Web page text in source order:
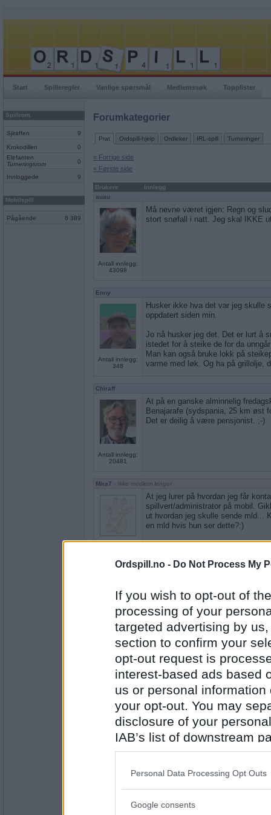
Ordspill.no - Do Not Process My
If you wish to opt-out of
processing of your
targeted advertising by
section to confirm your
opt-out request is
interest-based ads based
us or personal
your opt-out. You may
disclosure of your
IAB’s list of downstream
also be disclosed by us
Downstream Participants
Please note that this
Personal Data Processing Opt Outs
Google consents
Start Spilleregler Vanlige spørsmål Medlemssøk Topplister
Spillrom
Sjiraffen 9
Krokodillen
0
Elefanten
Turneringsrom
0
Innloggede 9
Mobilspill
Pågående 8 389
Forumkategorier
Prat Ordspill-hjelp Ordleker IRL-spill Turneringer
« Forrige side
« Første side
Brukere
Innlegg
auau
Antall innlegg:
43098
Må nevne været igjen: Regn og
stort snøfall i natt. Jeg skal IKKE
Enny
Antall innlegg:
348
Husker ikke hva det var jeg skulle
oppdatert siden min.
Jo nå husker jeg det. Det er lurt å
istedet for å steike de for da
Man kan også bruke lokk på
varme med løk. Og ha på grillolje,
Chiraff
Antall innlegg:
20481
At på en ganske alminnelig
Benajarafe (sydspania, 25 km øst
Det er deilig å være pensjonist. ;-)
Mira7 - Ikke medlem lenger
At jeg lurer på hvordan jeg får
spillvert/administrator på mobil.
ut hvordan jeg skulle sende mld...
en mld hvis hun ser dette?:)
1257
Da er det ordnet opp i.
- Ikke medlem lenger
2459
Takk!<3
at siden ordspill er nede, er det lurt